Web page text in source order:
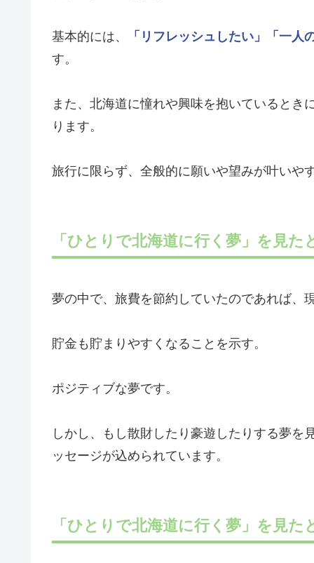
基本的には、 「リフレッシュしたい」
「一人
す。
また、北海道に憧れや興味を抱いているとき
ります。
旅行に限らず、全般的に願いや望みが叶いや
「ひとりで北海道に行く夢」を見た
夢の中で、旅費を節約していたのであれば、
貯金も貯まりやすくなることを示す。
ポジティブな夢です。
しかし、もし散財したり豪遊したりする夢を
ッセージが込められています。
「ひとりで北海道に行く夢」を見た